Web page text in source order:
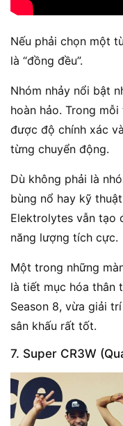
Nếu phải chọn một
là “đồng đều”.
Nhóm nhảy nổi bật
hoàn hảo. Trong
được độ chính xác
từng chuyển động.
Dù không phải là
bùng nổ hay kỹ
Elektrolytes vẫn tạo
năng lượng tích cực.
Một trong những
là tiết mục hóa thân
Season 8, vừa giải
sân khấu rất tốt.
7. Super CR3W